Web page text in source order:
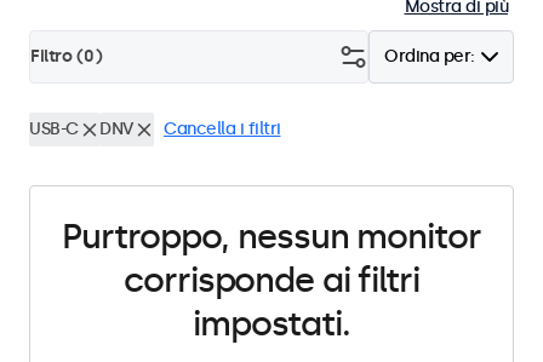
Mostra di più
Ordina per:
Filtro (0)
USB-C DNV Cancella i filtri
Purtroppo, nessun monitor
corrisponde ai filtri
impostati.